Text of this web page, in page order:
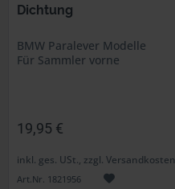
Dichtung
BMW Paralever Modelle
Für Sammler vorne
19,95 €
inkl. ges. USt., zzgl. Versandkosten
Art.Nr. 1821956